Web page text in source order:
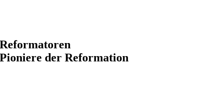
Reformatoren
Pioniere der Reformation